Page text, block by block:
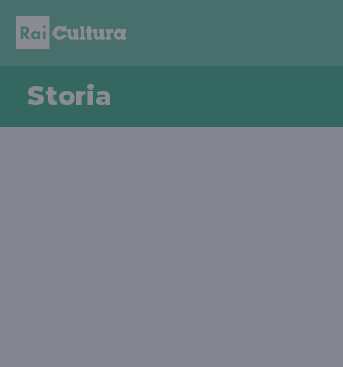
Storia